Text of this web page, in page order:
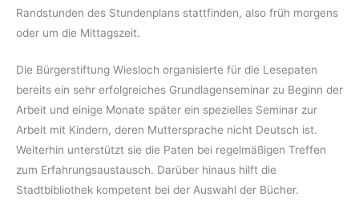
Randstunden des Stundenplans stattfinden, also früh morgens
oder um die Mittagszeit.
Die Bürgerstiftung Wiesloch organisierte für die Lesepaten
bereits ein sehr erfolgreiches Grundlagenseminar zu Beginn der
Arbeit und einige Monate später ein spezielles Seminar zur
Arbeit mit Kindern, deren Muttersprache nicht Deutsch ist.
Weiterhin unterstützt sie die Paten bei regelmäßigen Treffen
zum Erfahrungsaustausch. Darüber hinaus hilft die
Stadtbibliothek kompetent bei der Auswahl der Bücher.